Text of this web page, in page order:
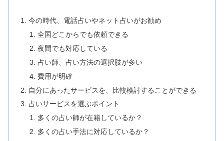
今の時代、電話占いやネット占いがお勧め
全国どこからでも依頼できる
夜間でも対応している
占い師、占い方法の選択肢が多い
費用が明確
自分にあったサービスを、比較検討することができる
占いサービスを選ぶポイント
多くの占い師が在籍しているか？
多くの占い手法に対応しているか？